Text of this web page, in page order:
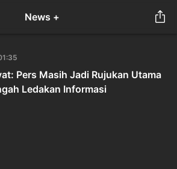
News +
Pers Masih Jadi Rujukan Utama
Ledakan Informasi